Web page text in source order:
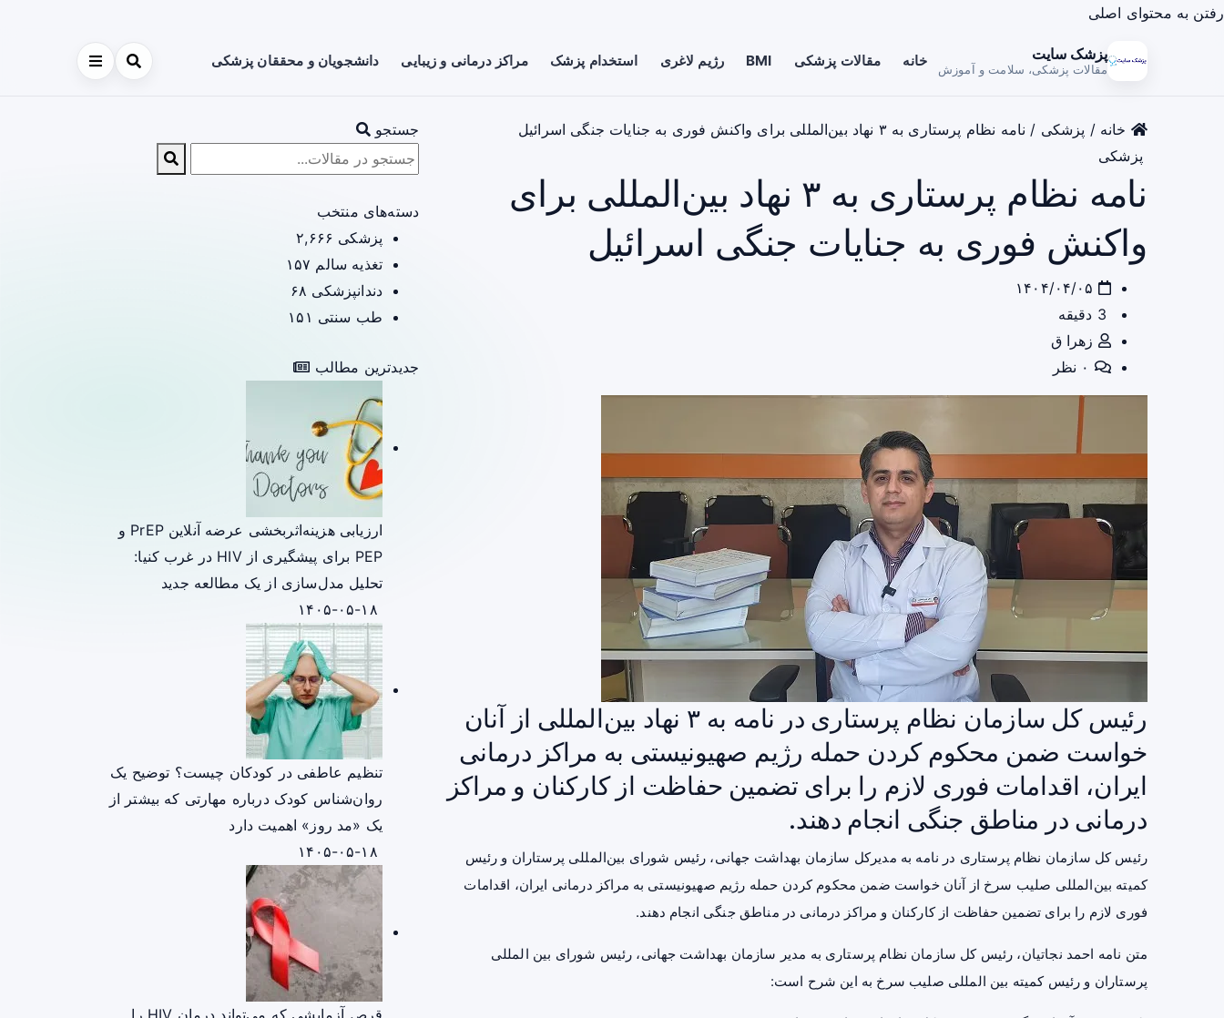
رفتن به محتوای اصلی
پزشک سایت
مقالات پزشکی، سلامت و آموزش خانه مقالات پزشکی BMI رژیم لاغری استخدام پزشک مراکز درمانی و زیبایی دانشجویان و محققان پزشکی
خانه / پزشکی / نامه نظام پرستاری به ۳ نهاد بین‌المللی برای واکنش فوری به جنایات جنگی اسرائیل
پزشکی
نامه نظام پرستاری به ۳ نهاد بین‌المللی برای
واکنش فوری به جنایات جنگی اسرائیل
زهرا ق
رئیس کل سازمان نظام پرستاری در نامه به ۳ نهاد بین‌المللی از آنان
خواست ضمن محکوم کردن حمله رژیم صهیونیستی به مراکز درمانی
ایران، اقدامات فوری لازم را برای تضمین حفاظت از کارکنان و مراکز
درمانی در مناطق جنگی انجام دهند.
رئیس کل سازمان نظام پرستاری در نامه به مدیرکل سازمان بهداشت جهانی، رئیس شورای بین‌المللی پرستاران و رئیس
کمیته بین‌المللی صلیب سرخ از آنان خواست ضمن محکوم کردن حمله رژیم صهیونیستی به مراکز درمانی ایران، اقدامات
فوری لازم را برای تضمین حفاظت از کارکنان و مراکز درمانی در مناطق جنگی انجام دهند.
متن نامه احمد نجاتیان، رئیس کل سازمان نظام پرستاری به مدیر سازمان بهداشت جهانی، رئیس شورای بین المللی
پرستاران و رئیس کمیته بین المللی صلیب سرخ به این شرح است:
جستجو
دسته‌های منتخب
پزشکی ۲,۶۶۶
تغذیه سالم ۱۵۷
دندانپزشکی ۶۸
طب سنتی ۱۵۱
جدیدترین مطالب
ارزیابی هزینه‌اثربخشی عرضه آنلاین PrEP و
PEP برای پیشگیری از HIV در غرب کنیا:
تحلیل مدل‌سازی از یک مطالعه جدید
تنظیم عاطفی در کودکان چیست؟ توضیح یک
روان‌شناس کودک درباره مهارتی که بیشتر از
یک «مد روز» اهمیت دارد
قرص آزمایشی که می‌تواند درمان HIV را